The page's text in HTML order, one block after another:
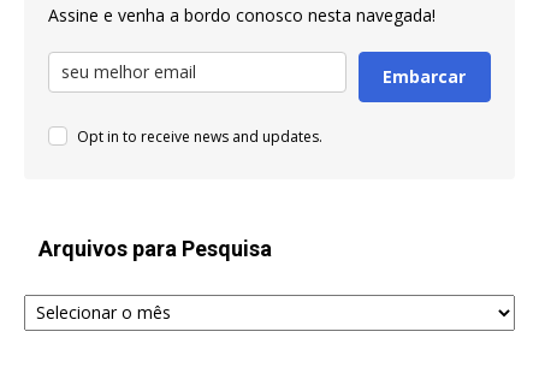
Assine e venha a bordo conosco nesta navegada!
Embarcar
Opt in to receive news and updates.
Arquivos para Pesquisa
Arquivos
para